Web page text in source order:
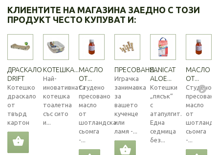
КЛИЕНТИТЕ НА МАГАЗИНА ЗАЕДНО С ТОЗИ
ПРОДУКТ ЧЕСТО КУПУВАТ И:
ДРАСКАЛО
DRIFT
Котешко
драскало
от
твърд
картон
КОТЕШКА...
Най-
иновативната
котешка
тоалетна
със сито
и...
МАСЛО
ОТ...
Студено
пресовано
масло
от
шотландска
сьомга
-...
ПРЕСОВАНИ...
Играчка
занимавка
за
вашето
кученце
или
ламя -...
SANICAT
ALOE...
Котешки
„пясък“
с
атапулгит.
Една
седмица
без...
МАСЛО
ОТ...
Студено
пресовано
масло
от
сьомга
-...